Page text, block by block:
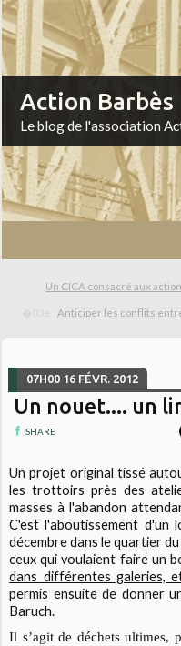
Action Barbès
Le blog de l'association
Un CICA consacré aux
Anticiper les conflits
07H00 16 FÉVR. 2012
Un nouet.... un
SHARE
Un projet original tissé
les trottoirs près des
masses à l'abandon
C'est l'aboutissement d'un
décembre dans le quartier
ceux qui voulaient faire un
dans différentes galeries,
permis ensuite de donner
Baruch.
Il s’agit de déchets ultimes,